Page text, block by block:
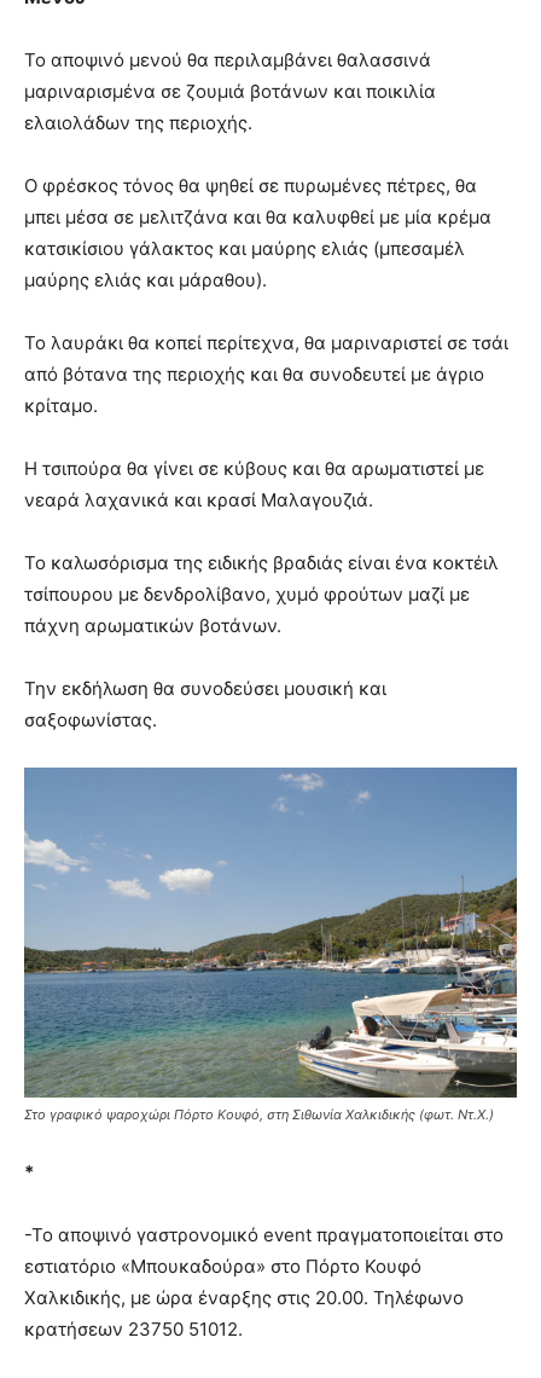
Το αποψινό μενού θα περιλαμβάνει θαλασσινά
μαριναρισμένα σε ζουμιά βοτάνων και ποικιλία
ελαιολάδων της περιοχής.
Ο φρέσκος τόνος θα ψηθεί σε πυρωμένες πέτρες, θα
μπει μέσα σε μελιτζάνα και θα καλυφθεί με μία κρέμα
κατσικίσιου γάλακτος και μαύρης ελιάς (μπεσαμέλ
μαύρης ελιάς και μάραθου).
Το λαυράκι θα κοπεί περίτεχνα, θα μαριναριστεί σε τσάι
από βότανα της περιοχής και θα συνοδευτεί με άγριο
κρίταμο.
Η τσιπούρα θα γίνει σε κύβους και θα αρωματιστεί με
νεαρά λαχανικά και κρασί Μαλαγουζιά.
Το καλωσόρισμα της ειδικής βραδιάς είναι ένα κοκτέιλ
τσίπουρου με δενδρολίβανο, χυμό φρούτων μαζί με
πάχνη αρωματικών βοτάνων.
Την εκδήλωση θα συνοδεύσει μουσική και
σαξοφωνίστας.
Στο γραφικό ψαροχώρι Πόρτο Κουφό, στη Σιθωνία Χαλκιδικής (φωτ. Ντ.Χ.)
*
-Το αποψινό γαστρονομικό event πραγματοποιείται στο
εστιατόριο «Μπουκαδούρα» στο Πόρτο Κουφό
Χαλκιδικής, με ώρα έναρξης στις 20.00. Τηλέφωνο
κρατήσεων 23750 51012.